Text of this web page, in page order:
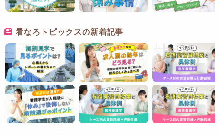
看なろトピックスの新着記事